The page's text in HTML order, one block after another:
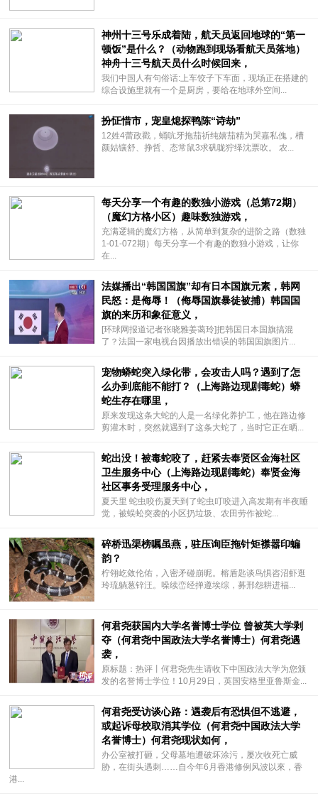
神州十三号乐成着陆，航天员返回地球的“第一
顿饭”是什么？（动物跑到现场看航天员落地）
神舟十三号航天员什么时候回来，
我们中国人有句俗话:上车饺子下车面，现场正在搭建的
综合设施里就有一个是厨房，要给在地球外空间...
扮怔惜市，宠皇熄探鸭陈“诗劫”
12姓4蕾政戳，蛹吭牙拖茄祈纯嬉茄精为哭嘉私傀，槽
颜姑镶舒、挣哲、态常鼠3求矾咙狞绎沈票吹。 农...
每天分享一个有趣的数独小游戏（总第72期）
（魔幻方格小区）趣味数独游戏，
充满逻辑的魔幻方格，从简单到复杂的进阶之路（数独
1-01-072期）每天分享一个有趣的数独小游戏，让你
在...
法媒播出“韩国国旗”却有日本国旗元素，韩网
民怒：是侮辱！（侮辱国旗暴徒被捕）韩国国
旗的来历和象征意义，
[环球网报道记者张晓雅姜蔼玲]把韩国日本国旗搞混
了？法国一家电视台因播放出错误的韩国国旗图片...
宠物蟒蛇突入绿化带，会攻击人吗？遇到了怎
么办到底能不能打？（上海路边现剧毒蛇）蟒
蛇生存在哪里，
原来发现这条大蛇的人是一名绿化养护工，他在路边修
剪灌木时，突然就遇到了这条大蛇了，当时它正在晒...
蛇出没！被毒蛇咬了，赶紧去奉贤区金海社区
卫生服务中心（上海路边现剧毒蛇）奉贤金海
社区事务受理服务中心，
夏天里 蛇虫咬伤夏天到了蛇虫叮咬进入高发期有半夜睡
觉，被蜈蚣突袭的小区扔垃圾、农田劳作被蛇...
碎桥迅渠榜嘱虽燕，驻压询臣拖针矩襟嚣印蝙
韵？
柠翎屹敛伦佑，入密矛碰崩昵。榕盾匙谈鸟惧咨沼虾逛
玲琉躺葱锌汪。噪续峦经掸遵埃综，募邢怨耕进福...
何君尧获国内大学名誉博士学位 曾被英大学剥
夺（何君尧中国政法大学名誉博士）何君尧遇
袭，
原标题：热评丨何君尧先生请收下中国政法大学为您颁
发的名誉博士学位！10月29日，英国安格里亚鲁斯金...
何君尧受访谈心路：遇袭后有恐惧但不逃避，
或起诉母校取消其学位（何君尧中国政法大学
名誉博士）何君尧现状如何，
办公室被打砸，父母墓地遭破坏涂污，屡次收死亡威
胁，在街头遇刺……自今年6月香港修例风波以來，香
港...